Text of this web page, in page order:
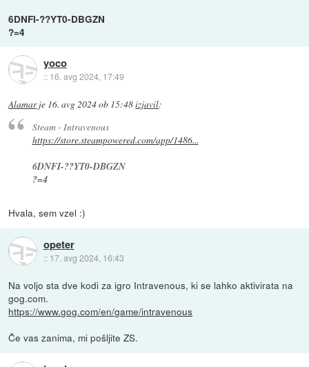
6DNFI-??YT0-DBGZN
?=4
yoco
:: 16. avg 2024, 17:49
Alamarje 16. avg 2024 ob 15:48izjavil:
Steam - Intravenous
https://store.steampowered.com/app/1486...
6DNFI-??YT0-DBGZN
?=4
Hvala, sem vzel :)
opeter
:: 17. avg 2024, 16:43
Na voljo sta dve kodi za igro Intravenous, ki se lahko aktivirata na
gog.com.
https://www.gog.com/en/game/intravenous
Če vas zanima, mi pošljite ZS.